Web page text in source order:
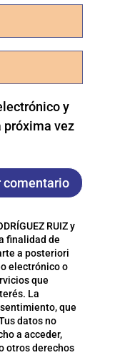
y
próxima vez
comentario
RUIZ y
finalidad de
a posteriori
electrónico o
que
La
que
datos no
a acceder,
otros derechos